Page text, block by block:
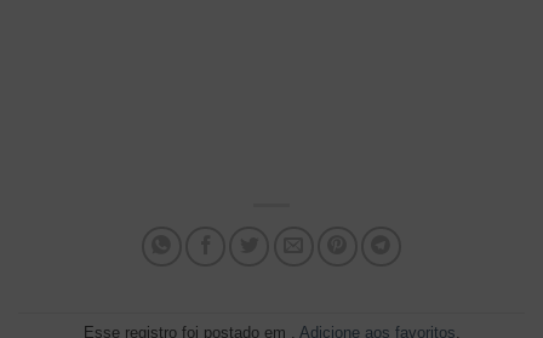
Esse registro foi postado em . Adicione aos favoritos